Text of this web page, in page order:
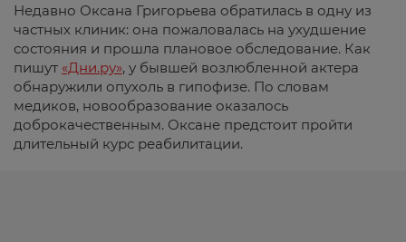
Недавно Оксана Григорьева обратилась в одну из
частных клиник: она пожаловалась на ухудшение
состояния и прошла плановое обследование. Как
пишут «Дни.ру», у бывшей возлюбленной актера
обнаружили опухоль в гипофизе. По словам
медиков, новообразование оказалось
доброкачественным. Оксане предстоит пройти
длительный курс реабилитации.